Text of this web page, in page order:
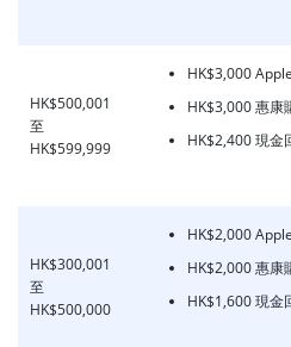
HK$500,001
至
HK$599,999
HK$3,000
HK$3,000 惠康
HK$2,400 現金
HK$300,001
至
HK$500,000
HK$2,000
HK$2,000 惠康
HK$1,600 現金